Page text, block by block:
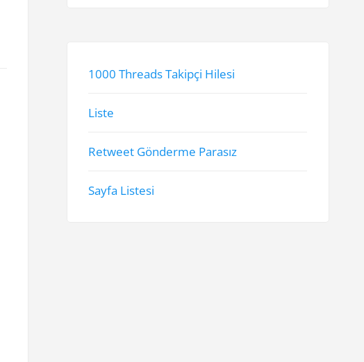
1000 Threads Takipçi Hilesi
Liste
Retweet Gönderme Parasız
Sayfa Listesi